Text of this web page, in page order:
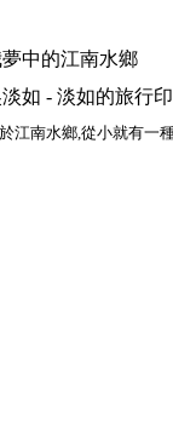
中的江南水鄉
如 - 淡如的旅行印
江南水鄉,從小就有一